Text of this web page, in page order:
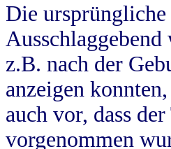
Die
z.B. nach der
anzeigen
auch vor, dass
vorgenommen